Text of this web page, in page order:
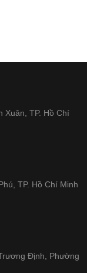
Xuân, TP. Hồ Chí
TP. Hồ Chí Minh
Định, Phường